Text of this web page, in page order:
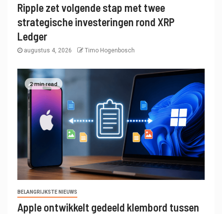
Ripple zet volgende stap met twee
strategische investeringen rond XRP
Ledger
augustus 4, 2026 Timo Hogenbosch
2 min read
BELANGRIJKSTE NIEUWS
Apple ontwikkelt gedeeld klembord tussen